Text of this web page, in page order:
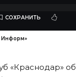
Информ»
«Краснодар»